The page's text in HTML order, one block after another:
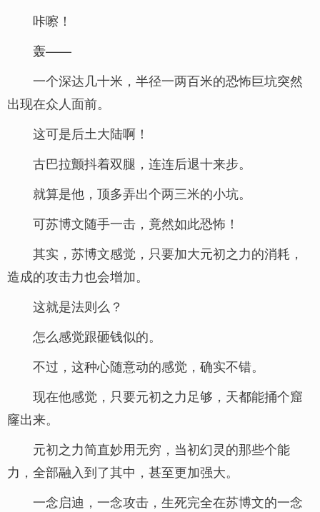
咔嚓！
轰——
一个深达几十米，半径一两百米的恐怖巨坑突然
出现在众人面前。
这可是后土大陆啊！
古巴拉颤抖着双腿，连连后退十来步。
就算是他，顶多弄出个两三米的小坑。
可苏博文随手一击，竟然如此恐怖！
其实，苏博文感觉，只要加大元初之力的消耗，
造成的攻击力也会增加。
这就是法则么？
怎么感觉跟砸钱似的。
不过，这种心随意动的感觉，确实不错。
现在他感觉，只要元初之力足够，天都能捅个窟
窿出来。
元初之力简直妙用无穷，当初幻灵的那些个能
力，全部融入到了其中，甚至更加强大。
一念启迪，一念攻击，生死完全在苏博文的一念